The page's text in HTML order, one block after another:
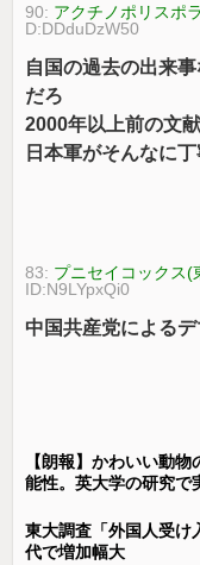
90: アクチノポリスポ
D:DDduDzW50
自国の過去の出来
だろ
2000年以上前の文
日本軍がそんなに
83: プニセイコックス(
ID:N9LYpxQi0
中国共産党による
【朗報】かわいい動
能性。英大学の研究で
東大調査「外国人受け
代で増加幅大